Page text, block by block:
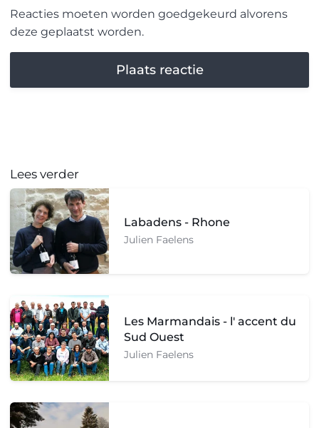
Reacties moeten worden goedgekeurd alvorens
deze geplaatst worden.
Lees verder
Labadens - Rhone
Julien Faelens
Les Marmandais - l' accent du
Sud Ouest
Julien Faelens